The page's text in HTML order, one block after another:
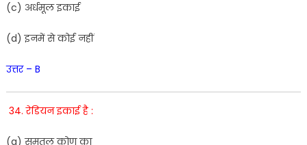
(c) अर्धमूलइकाई
(d)इनमेंसेकोईनहीं
उत्तर – B
34. रेडियन इकाई है :
(a)समतलकोणका